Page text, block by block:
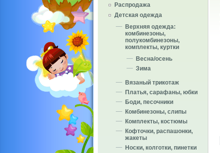
Распродажа
Детская одежда
Верхняя одежда:
комбинезоны,
полукомбинезоны,
комплекты, куртки
Весна/осень
Зима
Вязаный трикотаж
Платья, сарафаны, юбки
Боди, песочники
Комбинезоны, слипы
Комплекты, костюмы
Кофточки, распашонки,
жакеты
Носки, колготки, пинетки